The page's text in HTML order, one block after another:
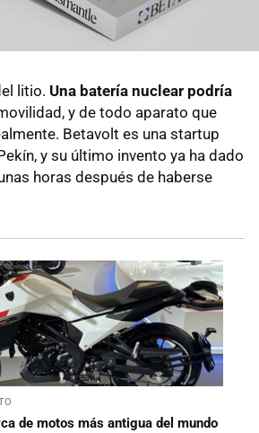
litio. Una batería nuclear podría
y de todo aparato que
Betavolt es una startup
y su último invento ya ha dado
horas después de haberse
de motos más antigua del mundo